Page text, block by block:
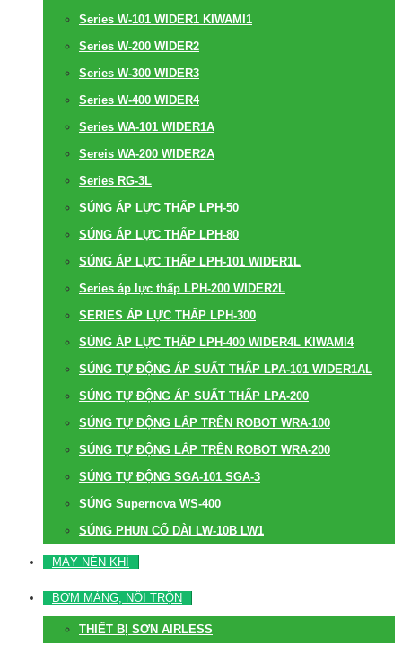
Series W-101 WIDER1 KIWAMI1
Series W-200 WIDER2
Series W-300 WIDER3
Series W-400 WIDER4
Series WA-101 WIDER1A
Sereis WA-200 WIDER2A
Series RG-3L
SÚNG ÁP LỰC THẤP LPH-50
SÚNG ÁP LỰC THẤP LPH-80
SÚNG ÁP LỰC THẤP LPH-101 WIDER1L
Series áp lực thấp LPH-200 WIDER2L
SERIES ÁP LỰC THẤP LPH-300
SÚNG ÁP LỰC THẤP LPH-400 WIDER4L KIWAMI4
SÚNG TỰ ĐỘNG ÁP SUẤT THẤP LPA-101 WIDER1AL
SÚNG TỰ ĐỘNG ÁP SUẤT THẤP LPA-200
SÚNG TỰ ĐỘNG LẮP TRÊN ROBOT WRA-100
SÚNG TỰ ĐỘNG LẮP TRÊN ROBOT WRA-200
SÚNG TỰ ĐỘNG SGA-101 SGA-3
SÚNG Supernova WS-400
SÚNG PHUN CỔ DÀI LW-10B LW1
MÁY NÉN KHÍ
BƠM MÀNG, NỒI TRỘN
THIẾT BỊ SƠN AIRLESS